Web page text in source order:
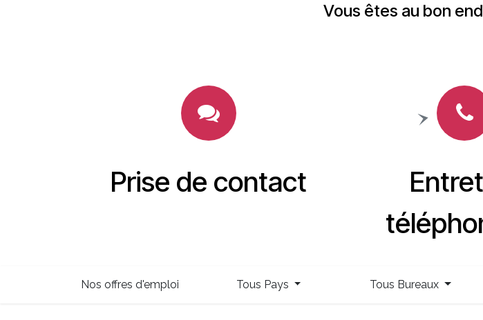
Vous êtes au bon
Prise de contact
Nos offres d'emploi Tous Pays Tous Bureaux